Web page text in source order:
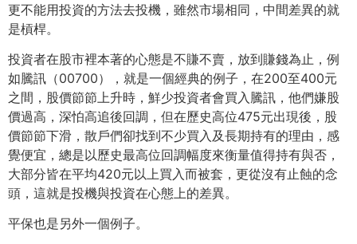
更不能用投資的方法去投機，雖然市場相同，中間差異的就
是槓桿。
投資者在股市裡本著的心態是不賺不賣，放到賺錢為止，例
如騰訊（00700），就是一個經典的例子，在200至400元
之間，股價節節上升時，鮮少投資者會買入騰訊，他們嫌股
價過高，深怕高追後回調，但在歷史高位475元出現後，股
價節節下滑，散戶們卻找到不少買入及長期持有的理由，感
覺便宜，總是以歷史最高位回調幅度來衡量值得持有與否，
大部分皆在平均420元以上買入而被套，更從沒有止蝕的念
頭，這就是投機與投資在心態上的差異。
平保也是另外一個例子。